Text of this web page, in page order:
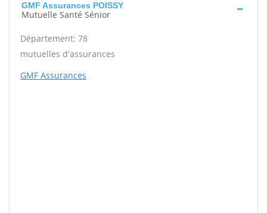
GMF Assurances POISSY
Mutuelle Santé Sénior
Département: 78
mutuelles d'assurances
GMF Assurances